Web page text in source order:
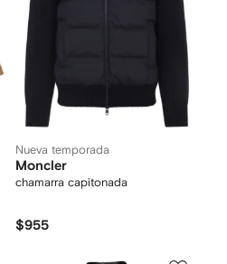
Nueva temporada
Moncler
chamarra capitonada
$955